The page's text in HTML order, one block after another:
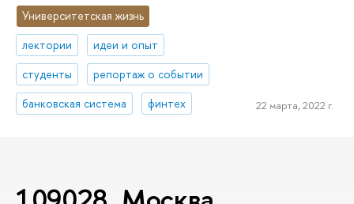
Университетская жизнь
лектории
идеи и опыт
студенты
репортаж о событии
банковская система
финтех 22 марта, 2022 г.